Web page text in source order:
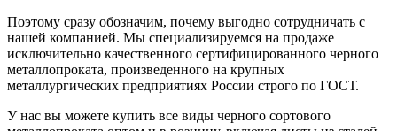
Поэтому сразу обозначим, почему выгодно сотрудничать с
нашей компанией. Мы специализируемся на продаже
исключительно качественного сертифицированного черного
металлопроката, произведенного на крупных
металлургических предприятиях России строго по ГОСТ.
У нас вы можете купить все виды черного сортового